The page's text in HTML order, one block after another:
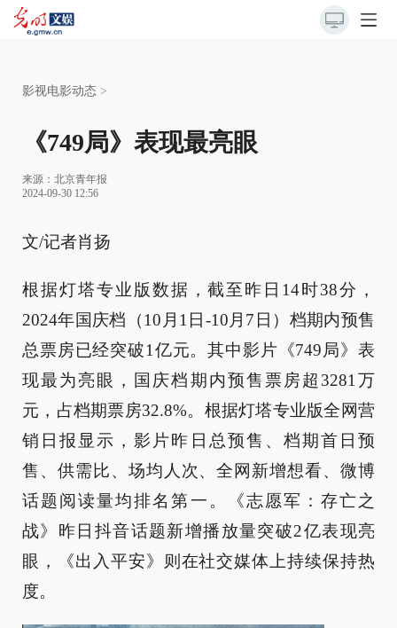
影视电影动态 >
《749局》表现最亮眼
来源： 北京青年报
2024-09-30 12:56
文/记者肖扬
根据灯塔专业版数据，截至昨日14时38分，
2024年国庆档（10月1日-10月7日）档期内预售
总票房已经突破1亿元。其中影片《749局》表
现最为亮眼，国庆档期内预售票房超3281万
元，占档期票房32.8%。根据灯塔专业版全网营
销日报显示，影片昨日总预售、档期首日预
售、供需比、场均人次、全网新增想看、微博
话题阅读量均排名第一。《志愿军：存亡之
战》昨日抖音话题新增播放量突破2亿表现亮
眼，《出入平安》则在社交媒体上持续保持热
度。